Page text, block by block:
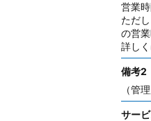
営業
ただ
の営
詳しく
備考2
（管
サー